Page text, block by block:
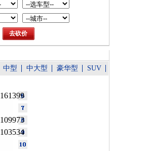
中型 中大型 豪华型 SUV
161399
109973
103534